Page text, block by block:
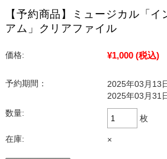
【予約商品】ミュージカル「イ
アム」クリアファイル
価格: ¥1,000 (税込)
予約期間：
2025年03月13
2025年03月31
数量:
枚
在庫: ×